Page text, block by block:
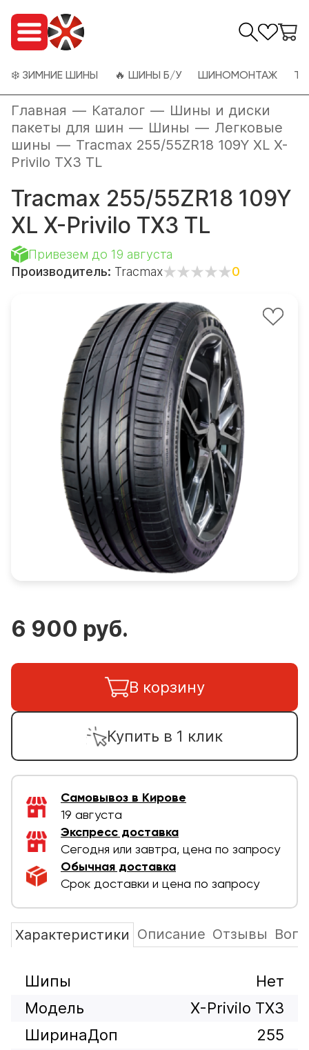
❄️ ЗИМНИЕ ШИНЫ 🔥 ШИНЫ Б/У ШИНОМОНТАЖ
Главная — Каталог — Шины и диски
пакеты для шин — Шины — Легковые
шины — Tracmax 255/55ZR18 109Y XL X-
Privilo TX3 TL
Tracmax 255/55ZR18 109Y
XL X-Privilo TX3 TL
Привезем до 19 августа
Производитель: Tracmax 0
6 900 руб.
В корзину
Купить в 1 клик
Самовывоз в Кирове
19 августа
Экспресс доставка
Сегодня или завтра, цена по запросу
Обычная доставка
Срок доставки и цена по запросу
Характеристики Описание Отзывы
Шипы
Нет
Модель
X-Privilo TX3
ШиринаДоп
255